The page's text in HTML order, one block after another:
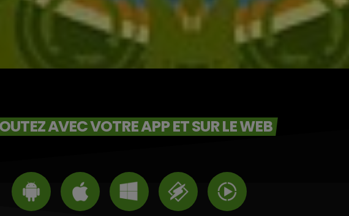
AVEC VOTRE APP ET SUR LE WEB